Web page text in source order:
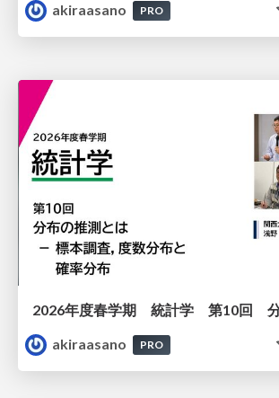
akiraasano PRO
akiraasano
PRO